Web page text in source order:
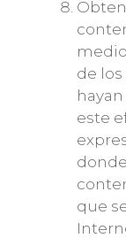
de los
este
que